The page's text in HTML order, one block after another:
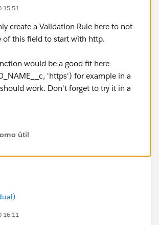
15:51
create a Validation Rule here to not
of this field to start with http.
would be a good fit here
'https') for example in a
work. Don't forget to try it in a
útil
16:11